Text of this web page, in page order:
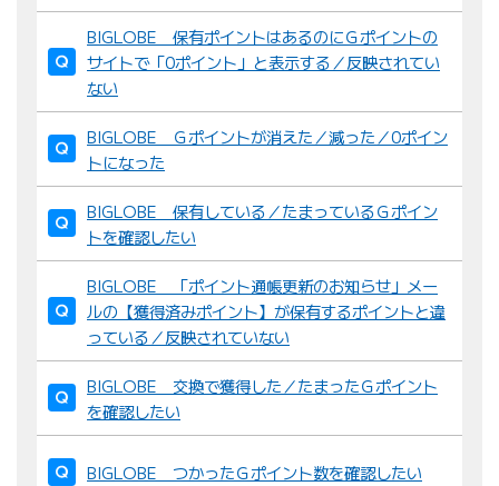
BIGLOBE 保有ポイントはあるのにＧポイントの
サイトで「0ポイント」と表示する／反映されてい
ない
BIGLOBE Ｇポイントが消えた／減った／0ポイン
トになった
BIGLOBE 保有している／たまっているＧポイン
トを確認したい
BIGLOBE 「ポイント通帳更新のお知らせ」メー
ルの【獲得済みポイント】が保有するポイントと違
っている／反映されていない
BIGLOBE 交換で獲得した／たまったＧポイント
を確認したい
BIGLOBE つかったＧポイント数を確認したい